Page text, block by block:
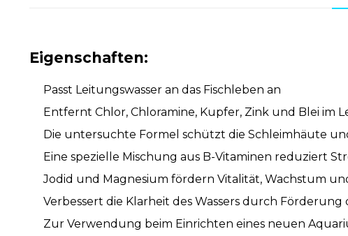
Eigenschaften:
Passt Leitungswasser an das Fischleben an
Entfernt Chlor, Chloramine, Kupfer, Zink und Blei im
Die untersuchte Formel schützt die Schleimhäute
Eine spezielle Mischung aus B-Vitaminen reduziert
Jodid und Magnesium fördern Vitalität, Wachstum
Verbessert die Klarheit des Wassers durch
Zur Verwendung beim Einrichten eines neuen